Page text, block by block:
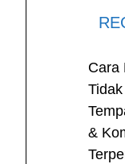
Cara
&